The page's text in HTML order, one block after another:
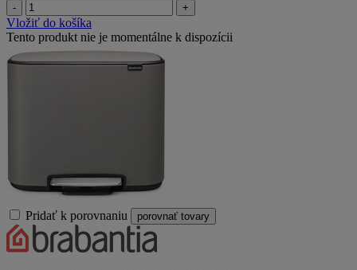
- +
Vložiť do košíka
Tento produkt nie je momentálne k dispozícii
Pridať k porovnaniu porovnať tovary